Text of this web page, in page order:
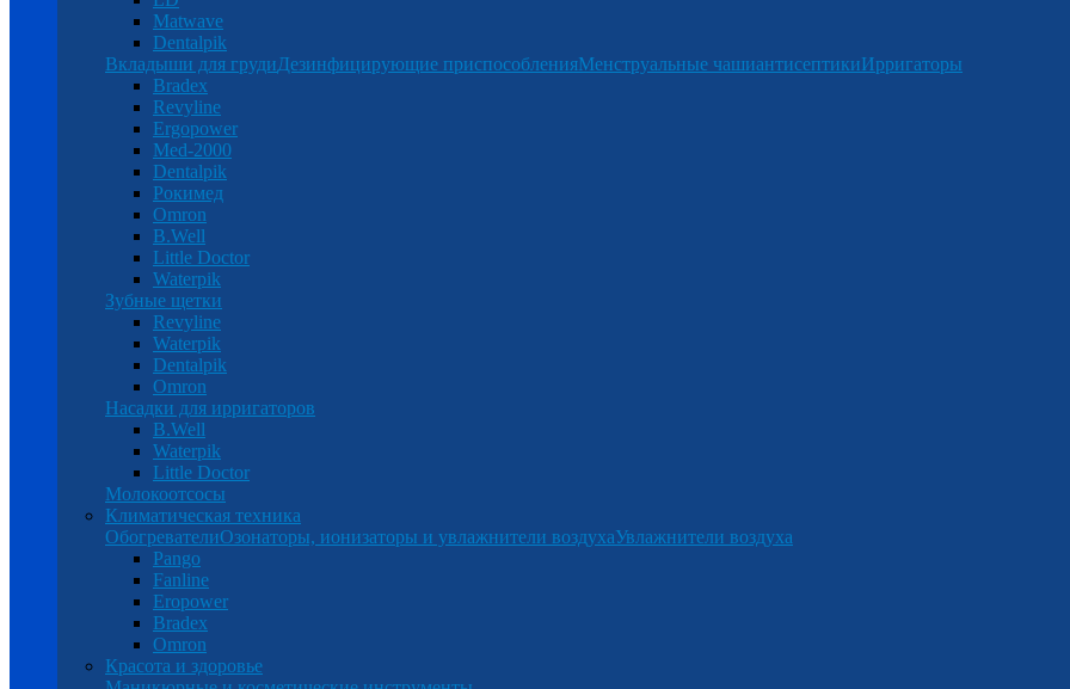
Matwave
Dentalpik
Вкладыши для грудиДезинфицирующие приспособленияМенструальные чашиантисептикиИрригаторы
Bradex
Revyline
Ergopower
Med-2000
Dentalpik
Рокимед
Omron
B.Well
Little Doctor
Waterpik
Зубные щетки
Revyline
Waterpik
Dentalpik
Omron
Насадки для ирригаторов
B.Well
Waterpik
Little Doctor
Молокоотсосы
Климатическая техника
ОбогревателиОзонаторы, ионизаторы и увлажнители воздухаУвлажнители воздуха
Pango
Fanline
Eropower
Bradex
Omron
Красота и здоровье